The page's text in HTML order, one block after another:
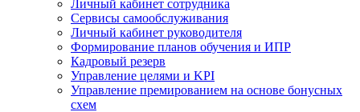
Личный кабинет сотрудника
Сервисы самообслуживания
Личный кабинет руководителя
Формирование планов обучения и ИПР
Кадровый резерв
Управление целями и KPI
Управление премированием на основе бонусных
схем